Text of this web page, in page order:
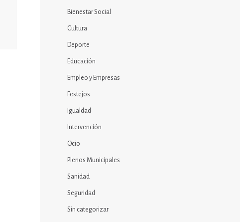
Bienestar Social
Cultura
Deporte
Educación
Empleo y Empresas
Festejos
Igualdad
Intervención
Ocio
Plenos Municipales
Sanidad
Seguridad
Sin categorizar